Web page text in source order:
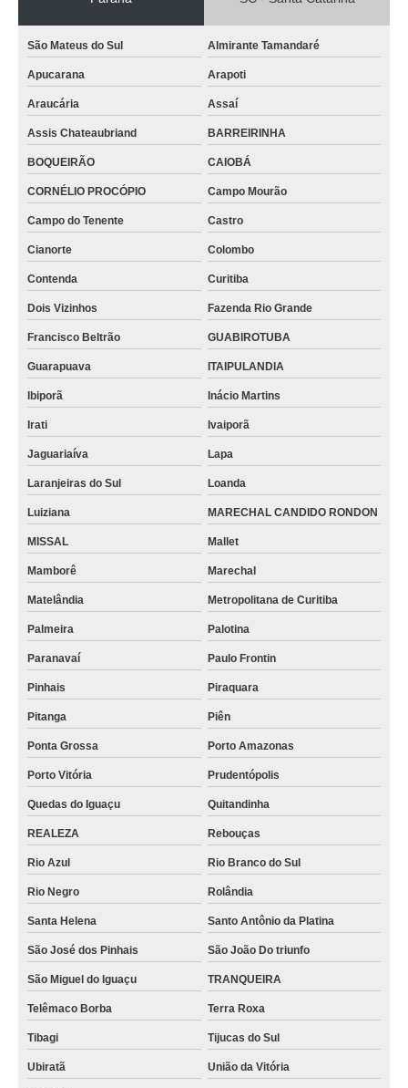
São Mateus do Sul Almirante Tamandaré
Apucarana Arapoti
Araucária Assaí
Assis Chateaubriand BARREIRINHA
BOQUEIRÃO CAIOBÁ
CORNÉLIO PROCÓPIO Campo Mourão
Campo do Tenente Castro
Cianorte Colombo
Contenda Curitiba
Dois Vizinhos Fazenda Rio Grande
Francisco Beltrão GUABIROTUBA
Guarapuava ITAIPULANDIA
Ibiporã Inácio Martins
Irati Ivaiporã
Jaguariaíva Lapa
Laranjeiras do Sul Loanda
Luiziana MARECHAL CANDIDO RONDON
MISSAL Mallet
Mamborê Marechal
Matelândia Metropolitana de Curitiba
Palmeira Palotina
Paranavaí Paulo Frontin
Pinhais Piraquara
Pitanga Piên
Ponta Grossa Porto Amazonas
Porto Vitória Prudentópolis
Quedas do Iguaçu Quitandinha
REALEZA Rebouças
Rio Azul Rio Branco do Sul
Rio Negro Rolândia
Santa Helena Santo Antônio da Platina
São José dos Pinhais São João Do triunfo
São Miguel do Iguaçu TRANQUEIRA
Telêmaco Borba Terra Roxa
Tibagi Tijucas do Sul
Ubiratã União da Vitória